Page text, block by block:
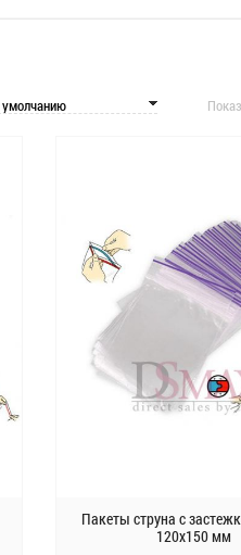
Пакеты струна с
120х150 мм